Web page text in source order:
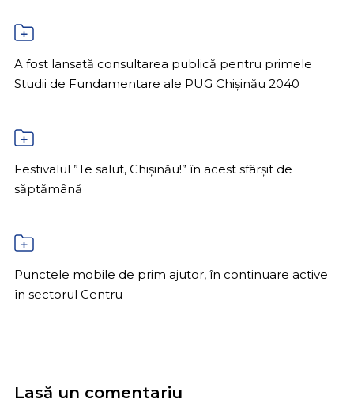
A fost lansată consultarea publică pentru primele
Studii de Fundamentare ale PUG Chișinău 2040
Festivalul ”Te salut, Chișinău!” în acest sfârșit de
săptămână
Punctele mobile de prim ajutor, în continuare active
în sectorul Centru
Lasă un comentariu